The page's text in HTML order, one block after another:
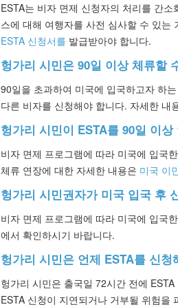
ESTA는 비자 면제 신청자의 처리를 간
스에 대해 여행자를 사전 심사할 수 있는
ESTA 신청서를 발급받아야 합니다.
헝가리 시민은 90일 이상 체류할
90일을 초과하여 미국에 입국하고자 하
다른 비자를 신청해야 합니다. 자세한 내
헝가리 시민이 ESTA를 90일 이
비자 면제 프로그램에 따라 미국에 입국
체류 연장에 대한 자세한 내용은 미국 이
헝가리 시민권자가 미국 입국 후
비자 면제 프로그램에 따라 미국에 입국
에서 확인하시기 바랍니다.
헝가리 시민은 언제 ESTA를 신청
헝가리 시민은 출국일 72시간 전에
ESTA 신청이 지연되거나 거부될 위험을